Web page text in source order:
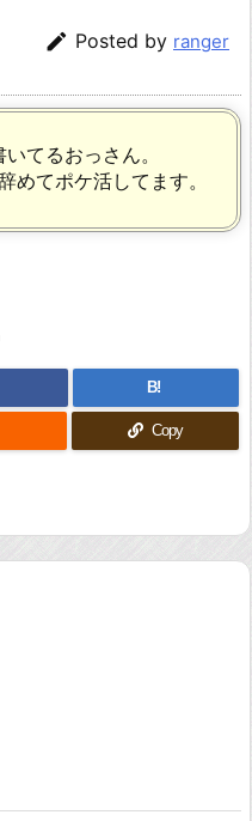
 Posted by ranger
てるおっさん。
めてポケ活してます。
B!
Copy